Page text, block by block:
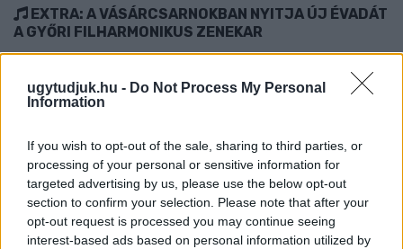
ugytudjuk.hu - Do Not Process My Personal
Information
If you wish to opt-out of the sale, sharing to third parties, or
processing of your personal or sensitive information for
targeted advertising by us, please use the below opt-out
section to confirm your selection. Please note that after your
opt-out request is processed you may continue seeing
interest-based ads based on personal information utilized by
EXTRA: A VÁSÁRCSARNOKBAN NYITJA ÚJ ÉVADÁT
A GYŐRI FILHARMONIKUS ZENEKAR
rendhagyó helyszínen találkozhat a közönség a klasszikus
zenével.